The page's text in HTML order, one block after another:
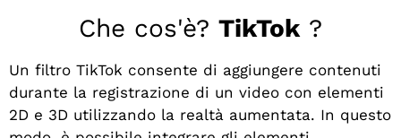
Che cos'è? TikTok?
Un filtro TikTok consente di aggiungere contenuti
durante la registrazione di un video con elementi
2D e 3D utilizzando la realtà aumentata. In questo